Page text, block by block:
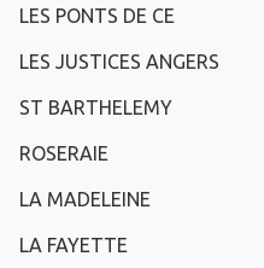
LES PONTS DE CE
LES JUSTICES ANGERS
ST BARTHELEMY
ROSERAIE
LA MADELEINE
LA FAYETTE